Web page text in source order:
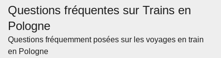
Questions fréquentes sur Trains en
Pologne
Questions fréquemment posées sur les voyages en train
en Pologne